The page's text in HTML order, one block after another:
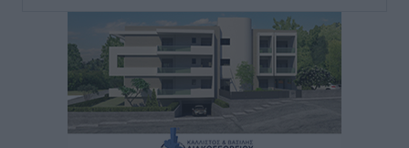
Τοπικές Ειδήσεις• πριν 6 ώρες
Αυτοκίνητο μπήκε παράνομα σε μονόδρομο στο
Μαστιχάρι – Αναποδογύρισε όχημα με μητέρα και